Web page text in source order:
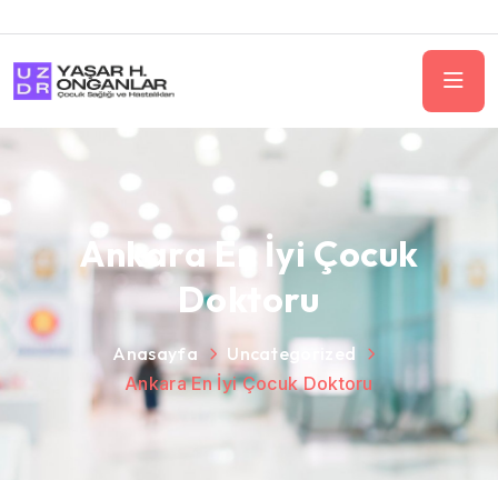
Ankara En İyi Çocuk
Doktoru
Anasayfa
Uncategorized
Ankara En İyi Çocuk Doktoru